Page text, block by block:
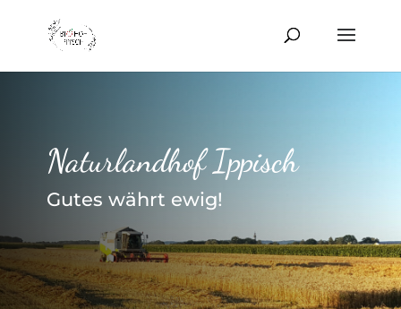
Naturlandhof Ippisch
Gutes währt ewig!